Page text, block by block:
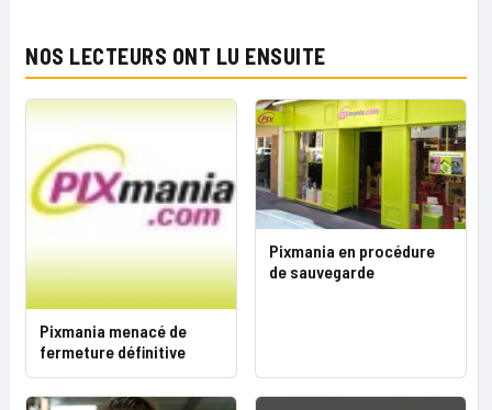
NOS LECTEURS ONT LU ENSUITE
Pixmania menacé de
fermeture définitive
Pixmania en procédure
de sauvegarde